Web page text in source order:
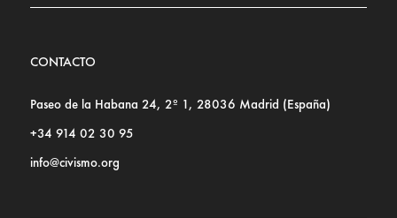
CONTACTO
Paseo de la Habana 24, 2º 1, 28036 Madrid (España)
+34 914 02 30 95
info@civismo.org